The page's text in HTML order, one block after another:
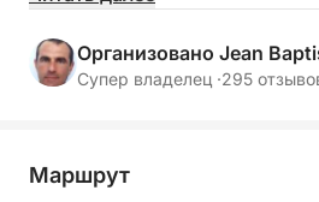
совершите спокойное
красивым местам региона:
Организовано Jean
Супер владелец ·295
Маршрут